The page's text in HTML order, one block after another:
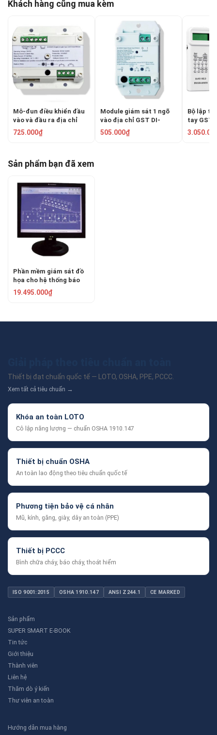
Khách hàng cũng mua kèm
Mô-đun điều khiển đầu
vào và đầu ra địa chỉ
GST DI-9301E
725.000₫
Module giám sát 1 ngõ
vào địa chỉ GST DI-
9300E
505.000₫
Bộ lập
tay GST
Sản phẩm bạn đã xem
Phần mềm giám sát đồ
họa cho hệ thống báo
cháy GSTGMC3.0
19.495.000₫
Thiết bị đạt chuẩn quốc tế — LOTO, OSHA, PPE, PCCC.
Xem tất cả tiêu chuẩn →
Khóa an toàn LOTO
Cô lập năng lượng — chuẩn OSHA 1910.147
Thiết bị chuẩn OSHA
An toàn lao động theo tiêu chuẩn quốc tế
Phương tiện bảo vệ cá nhân
Mũ, kính, găng, giày, dây an toàn (PPE)
Thiết bị PCCC
Bình chữa cháy, báo cháy, thoát hiểm
ISO 9001:2015 OSHA 1910.147 ANSI Z244.1 CE MARKED
Sản phẩm
SUPER SMART E-BOOK
Tin tức
Giới thiệu
Thành viên
Liên hệ
Thăm dò ý kiến
Thư viên an toàn
Hướng dẫn mua hàng